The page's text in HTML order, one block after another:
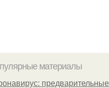
материалы
предварительные